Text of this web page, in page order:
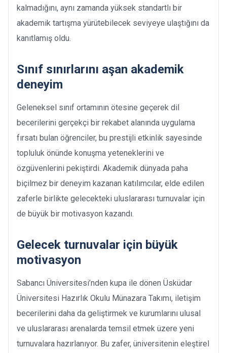
kalmadığını, aynı zamanda yüksek standartlı bir
akademik tartışma yürütebilecek seviyeye ulaştığını da
kanıtlamış oldu.
Sınıf sınırlarını aşan akademik
deneyim
Geleneksel sınıf ortamının ötesine geçerek dil
becerilerini gerçekçi bir rekabet alanında uygulama
fırsatı bulan öğrenciler, bu prestijli etkinlik sayesinde
topluluk önünde konuşma yeteneklerini ve
özgüvenlerini pekiştirdi. Akademik dünyada paha
biçilmez bir deneyim kazanan katılımcılar, elde edilen
zaferle birlikte gelecekteki uluslararası turnuvalar için
de büyük bir motivasyon kazandı.
Gelecek turnuvalar için büyük
motivasyon
Sabancı Üniversitesi’nden kupa ile dönen Üsküdar
Üniversitesi Hazırlık Okulu Münazara Takımı, iletişim
becerilerini daha da geliştirmek ve kurumlarını ulusal
ve uluslararası arenalarda temsil etmek üzere yeni
turnuvalara hazırlanıyor. Bu zafer, üniversitenin eleştirel